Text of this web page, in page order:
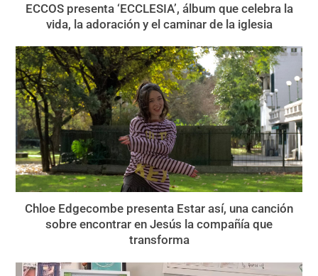
ECCOS presenta ‘ECCLESIA’, álbum que celebra la
vida, la adoración y el caminar de la iglesia
Chloe Edgecombe presenta Estar así, una canción
sobre encontrar en Jesús la compañía que
transforma